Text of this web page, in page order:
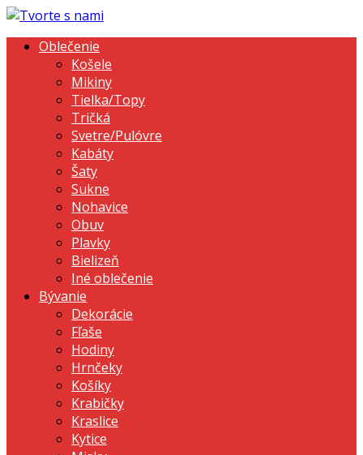
Oblečenie
Košele
Mikiny
Tielka/Topy
Tričká
Svetre/Pulóvre
Kabáty
Šaty
Sukne
Nohavice
Obuv
Plavky
Bielizeň
Iné oblečenie
Bývanie
Dekorácie
Fľaše
Hodiny
Hrnčeky
Košíky
Krabičky
Kraslice
Kytice